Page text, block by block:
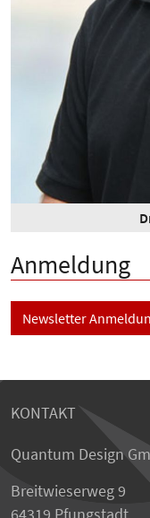
Anmeldung
Newsletter
KONTAKT
Quantum Design
Breitwieserweg 9